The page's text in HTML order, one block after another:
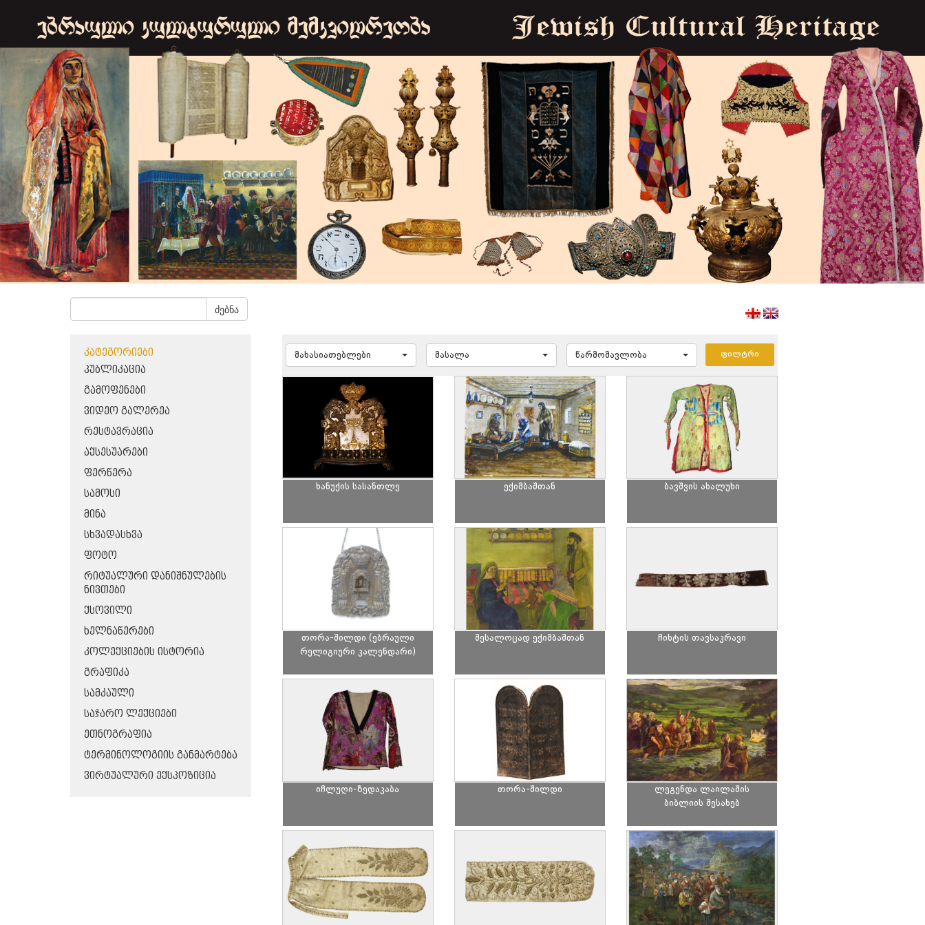
ძებნა
ᲙᲐᲢᲔᲒᲝᲠᲘᲔᲑᲘ
ᲞᲣᲑᲚᲘᲙᲐᲪᲘᲐ
ᲒᲐᲛᲝᲤᲔᲜᲔᲑᲘ
ᲕᲘᲓᲔᲝ ᲒᲐᲚᲔᲠᲔᲐ
ᲠᲔᲡᲢᲐᲕᲠᲐᲪᲘᲐ
ᲐᲥᲡᲔᲡᲣᲐᲠᲔᲑᲘ
ᲤᲔᲠᲬᲔᲠᲐ
ᲡᲐᲛᲝᲡᲘ
ᲛᲘᲜᲐ
ᲡᲮᲕᲐᲓᲐᲡᲮᲕᲐ
ᲤᲝᲢᲝ
ᲠᲘᲢᲣᲐᲚᲣᲠᲘ ᲓᲐᲜᲘᲨᲜᲣᲚᲔᲑᲘᲡ
ᲜᲘᲕᲗᲔᲑᲘ
ᲥᲡᲝᲕᲘᲚᲘ
ᲮᲔᲚᲜᲐᲬᲔᲠᲔᲑᲘ
ᲙᲝᲚᲔᲥᲪᲘᲔᲑᲘᲡ ᲘᲡᲢᲝᲠᲘᲐ
ᲒᲠᲐᲤᲘᲙᲐ
ᲡᲐᲛᲙᲐᲣᲚᲘ
ᲡᲐᲯᲐᲠᲝ ᲚᲔᲥᲪᲘᲔᲑᲘ
ᲔᲗᲜᲝᲒᲠᲐᲤᲘᲐ
ᲢᲔᲠᲛᲘᲜᲝᲚᲝᲒᲘᲘᲡ ᲒᲐᲜᲛᲐᲠᲢᲔᲑᲐ
ᲕᲘᲠᲢᲣᲐᲚᲣᲠᲘ ᲔᲥᲡᲞᲝᲖᲘᲪᲘᲐ
მახასიათებლები მასალა წარმომავლობა
ხანუქის სასანთლე ექიმბაშთან ბავშვის ახალუხი
თორა-შილდი (ებრაული
რელიგიური კალენდარი)
შესალოცად ექიმბაშთან ჩიხტის თავსაკრავი
იჩლუღი-ზედაკაბა თორა-შილდი
ლეგენდა ლაილაშის
ბიბლიის შესახებ